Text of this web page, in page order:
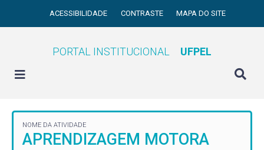
ACESSIBILIDADE CONTRASTE MAPA DO SITE
PORTAL INSTITUCIONAL UFPEL
NOME DA ATIVIDADE
APRENDIZAGEM MOTORA